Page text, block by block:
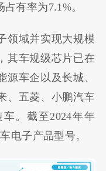
占有率为7.1%。
领域并实现大规模
其车规级芯片已在
源车企以及长城、
、五菱、小鹏汽车
。截至2024年年
电子产品型号。